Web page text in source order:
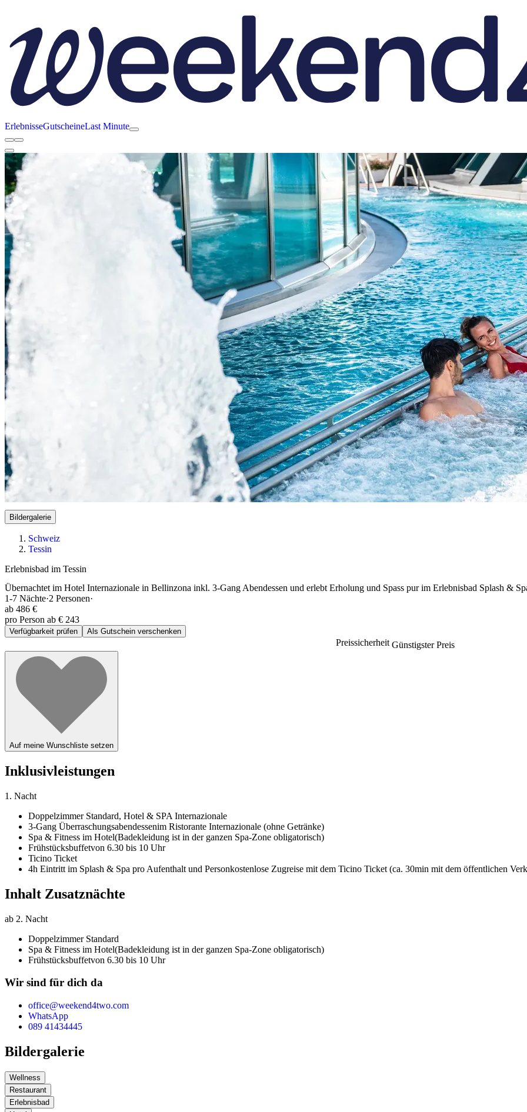
ErlebnisseGutscheineLast Minute
Bildergalerie
Schweiz
Tessin
Erlebnisbad im Tessin
Übernachtet im Hotel Internazionale in Bellinzona inkl. 3-Gang Abendessen und erlebt Erholung und Spass pur im Erlebnisbad Splash &
1-7 Nächte·2 Personen·
ab 486 €
pro Person ab € 243
Verfügbarkeit prüfen Als Gutschein verschenken
Preissicherheit Günstigster Preis
Auf meine Wunschliste setzen
Inklusivleistungen
1. Nacht
Doppelzimmer Standard, Hotel & SPA Internazionale
3-Gang Überraschungsabendessenim Ristorante Internazionale (ohne Getränke)
Spa & Fitness im Hotel(Badekleidung ist in der ganzen Spa-Zone obligatorisch)
Frühstücksbuffetvon 6.30 bis 10 Uhr
Ticino Ticket
4h Eintritt im Splash & Spa pro Aufenthalt und Personkostenlose Zugreise mit dem Ticino Ticket (ca. 30min mit dem öffentlichen
Inhalt Zusatznächte
ab 2. Nacht
Doppelzimmer Standard
Spa & Fitness im Hotel(Badekleidung ist in der ganzen Spa-Zone obligatorisch)
Frühstücksbuffetvon 6.30 bis 10 Uhr
Wir sind für dich da
office@weekend4two.com
WhatsApp
089 41434445
Bildergalerie
Wellness
Restaurant
Erlebnisbad